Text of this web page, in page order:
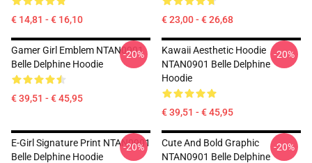
€ 14,81 - € 16,10 € 23,00 - € 26,68
Gamer Girl Emblem NTAN0901
Belle Delphine Hoodie
€ 39,51 - € 45,95
-20%
Kawaii Aesthetic Hoodie
NTAN0901 Belle Delphine
Hoodie
€ 39,51 - € 45,95
-20%
E-Girl Signature Print NTAN0901
Belle Delphine Hoodie
-20%
Cute And Bold Graphic
NTAN0901 Belle Delphine
-20%